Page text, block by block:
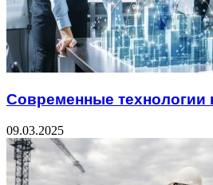
Современные технологии
09.03.2025